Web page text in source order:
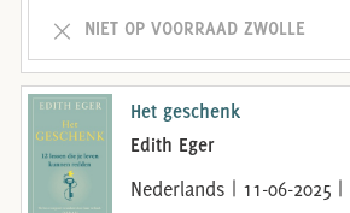
NIET OP VOORRAAD ZWOLLE
Het geschenk
Edith Eger
Nederlands | 11-06-2025 |